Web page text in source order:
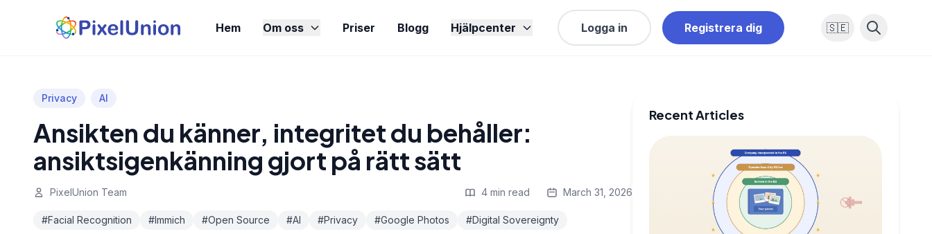
Hem Om oss Priser Blogg Hjälpcenter Logga in Registrera dig 🇸🇪
Privacy AI
Ansikten du känner, integritet du behåller:
ansiktsigenkänning gjort på rätt sätt
PixelUnion Team 4 min read March 31, 2026
#Facial Recognition #Immich #Open Source #AI #Privacy #Google Photos #Digital Sovereignty
Recent Articles